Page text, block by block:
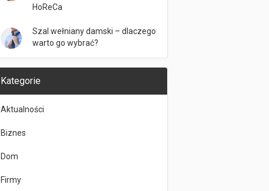
HoReCa
Szal wełniany damski – dlaczego
warto go wybrać?
Kategorie
Aktualności
Biznes
Dom
Firmy